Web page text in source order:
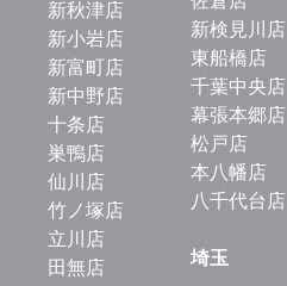
新秋津店
新小岩店
新富町店
新中野店
十条店
巣鴨店
仙川店
竹ノ塚店
立川店
田無店
新検見川店
東船橋店
千葉中央店
幕張本郷店
松戸店
本八幡店
八千代台店
埼玉